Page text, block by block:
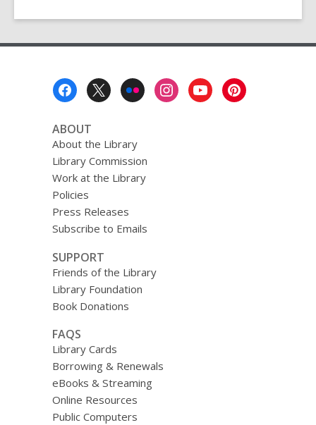
ABOUT
About the Library
Library Commission
Work at the Library
Policies
Press Releases
Subscribe to Emails
SUPPORT
Friends of the Library
Library Foundation
Book Donations
FAQS
Library Cards
Borrowing & Renewals
eBooks & Streaming
Online Resources
Public Computers